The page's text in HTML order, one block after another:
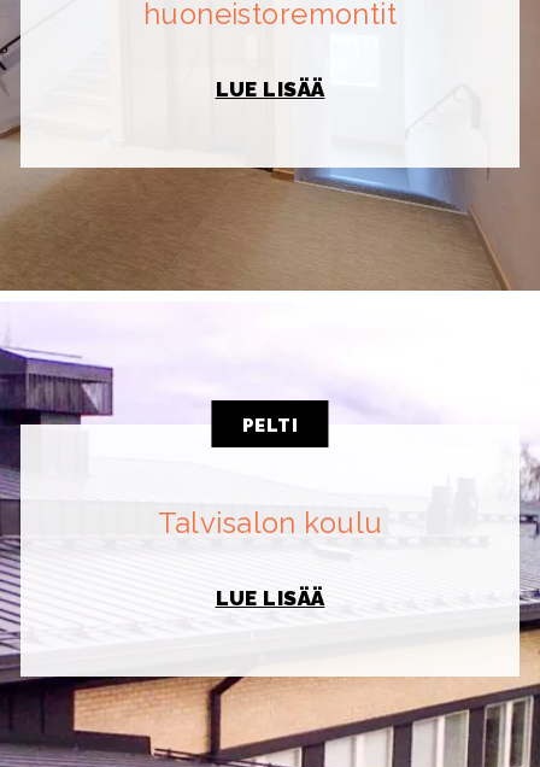
huoneistoremontit
LUE LISÄÄ
PELTI
Talvisalon koulu
LUE LISÄÄ